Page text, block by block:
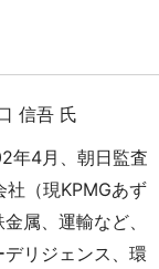
信吾 氏
年4月、朝日監査
（現KPMGあず
属、運輸など、
リジェンス、環